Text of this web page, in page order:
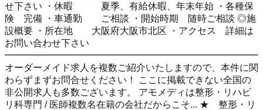
せ下さい ・休暇 夏季、有給休暇、年末年始 ・各種保
険 完備 ・車通勤 ご相談 ・開始時期 随時ご相談 ◎施
設概要 ・所在地 大阪府大阪市北区 ・アクセス 詳細は
お問い合わせ下さい
━━━━━━━━━━━━━━━━━━━━━━━━━━━
オーダーメイド求人を複数ご紹介いたしますので、本件に関
わらずまずお問合せください！ ここに掲載できない全国の
非公開求人も多数ございます。 アモメディは整形・リハビ
リ科専門 / 医師複数名在籍の会社だからこそ... ★ 整形・リ